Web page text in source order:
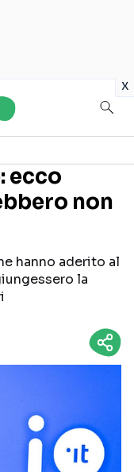
x
ecco
non
hanno aderito al
la